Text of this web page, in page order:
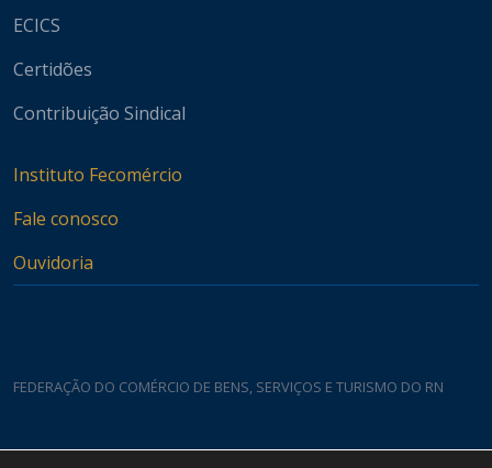
ECICS
Certidões
Contribuição Sindical
Instituto Fecomércio
Fale conosco
Ouvidoria
FEDERAÇÃO DO COMÉRCIO DE BENS, SERVIÇOS E TURISMO DO RN